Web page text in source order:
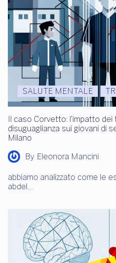
SALUTE MENTALE
Il caso Corvetto: l’impatto dei
disuguaglianza sui giovani di
Milano
By Eleonora Mancini
abbiamo analizzato come le
abdel…